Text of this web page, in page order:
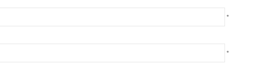
*
*